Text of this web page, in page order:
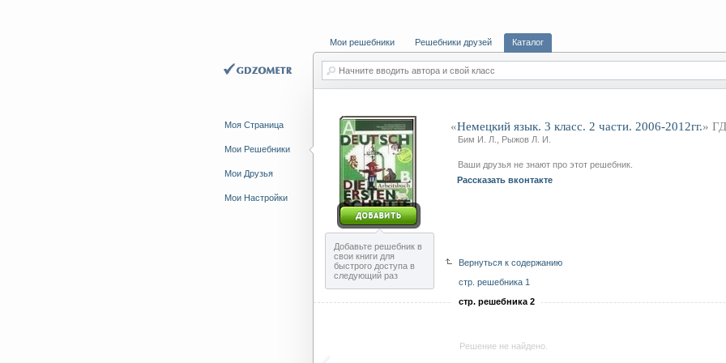
Моя Страница
Мои Решебники
Мои Друзья
Мои Настройки
Мои решебники Решебники друзей Каталог
Начните вводить автора и свой класс
Добавьте решебник в
свои книги для
быстрого доступа в
следующий раз
«Немецкий язык. 3 класс. 2 части. 2006-2012гг.»
Бим И. Л., Рыжов Л. И.
Ваши друзья не знают про этот решебник.
Рассказать вконтакте
Вернуться к содержанию
стр. решебника 1
стр. решебника 2
Решение не найдено.